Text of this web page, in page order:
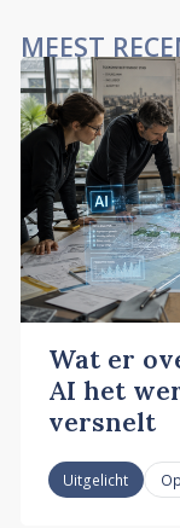
MEEST
Wat er
AI het
versnelt
Uitgelicht